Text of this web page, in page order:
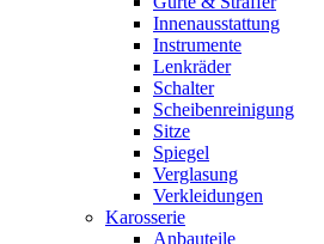
Innenausstattung
Instrumente
Lenkräder
Schalter
Scheibenreinigung
Sitze
Spiegel
Verglasung
Verkleidungen
Karosserie
Anbauteile